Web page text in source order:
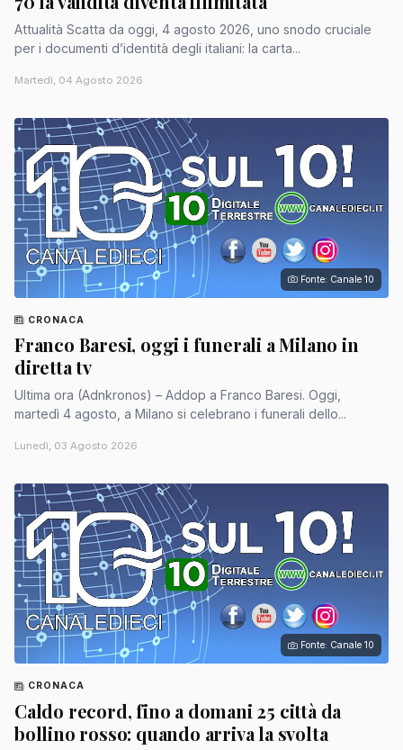
Attualità Scatta da oggi, 4 agosto 2026, uno snodo cruciale
per i documenti d’identità degli italiani: la carta...
Martedì, 04 Agosto 2026
Fonte: Canale 10
CRONACA
Franco Baresi, oggi i funerali a Milano in
diretta tv
Ultima ora (Adnkronos) – Addop a Franco Baresi. Oggi,
martedì 4 agosto, a Milano si celebrano i funerali dello...
Lunedì, 03 Agosto 2026
Fonte: Canale 10
CRONACA
Caldo record, fino a domani 25 città da
bollino rosso: quando arriva la svolta